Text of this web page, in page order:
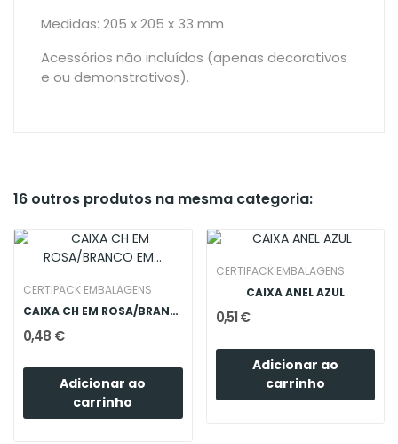
Medidas: 205 x 205 x 33 mm
Acessórios não incluídos (apenas decorativos
e ou demonstrativos).
16 outros produtos na mesma categoria:
CERTIPACK EMBALAGENS
CAIXA CH EM ROSA/BRANCO EM FORMA DE CORAçãO
0,48 €
Adicionar ao
carrinho
CERTIPACK EMBALAGENS
CAIXA ANEL AZUL
0,51 €
Adicionar ao
carrinho